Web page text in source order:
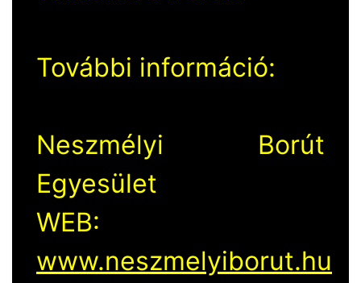
További információ:
Neszmélyi Borút
Egyesület
WEB:
www.neszmelyiborut.hu